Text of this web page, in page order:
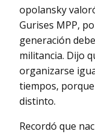
opolansky
Gurises MPP,
generación
militancia. Dijo
organizarse
tiempos,
distinto.
Recordó que